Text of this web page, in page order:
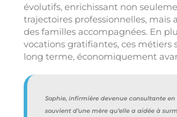
évolutifs, enrichissant non
trajectoires professionnelles, mais
des familles accompagnées. En
vocations gratifiantes, ces métiers
long terme, économiquement
Sophie, infirmière devenue consultante
souvient d’une mère qu’elle a aidée à